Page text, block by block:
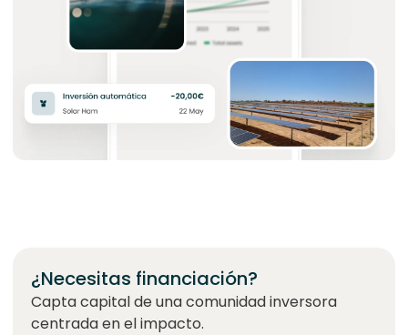
¿Necesitas financiación?
Capta capital de una comunidad inversora
centrada en el impacto.